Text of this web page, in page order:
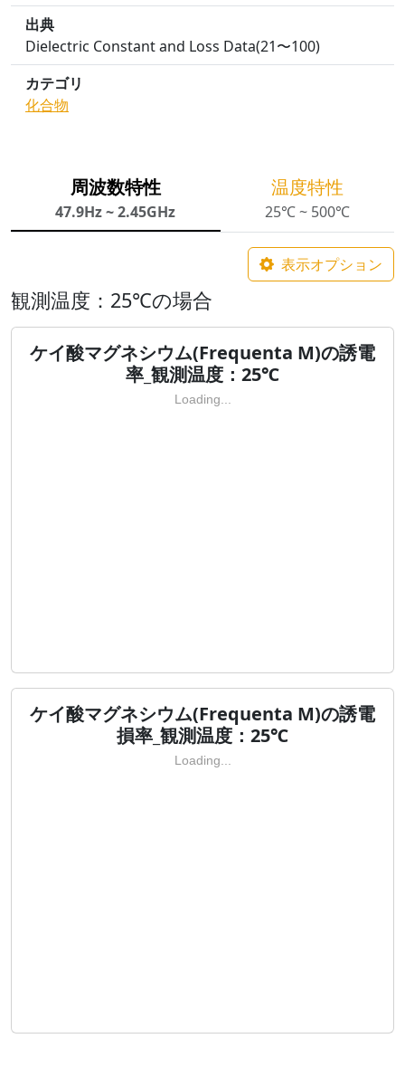
出典
Dielectric Constant and Loss Data(21〜100)
カテゴリ
化合物
周波数特性
47.9Hz ~ 2.45GHz
温度特性
25℃ ~ 500℃
表示オプション
観測温度：25℃の場合
ケイ酸マグネシウム(Frequenta M)の誘電
率_観測温度：25℃
Loading...
ケイ酸マグネシウム(Frequenta M)の誘電
損率_観測温度：25℃
Loading...